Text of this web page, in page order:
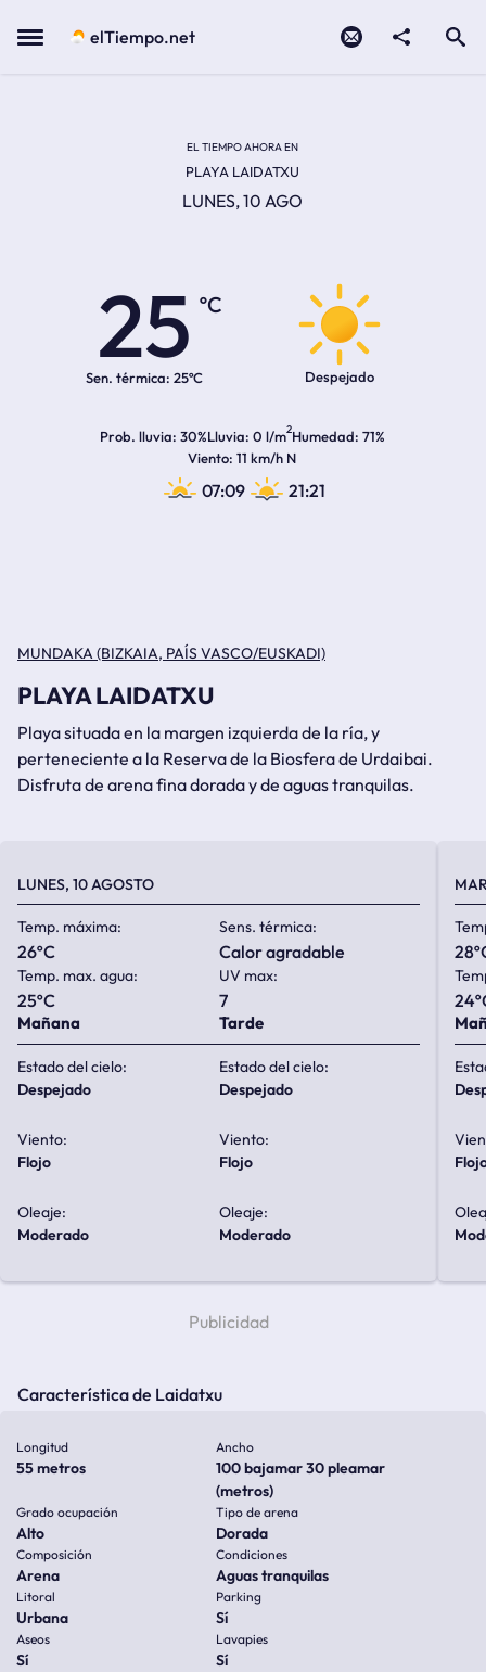
Menu elTiempo.net
EL TIEMPO AHORA EN
PLAYA LAIDATXU
LUNES, 10 AGO
25
ºC
Sen. térmica: 25ºC Despejado
Prob. lluvia 30%Lluvia 0 l/m2Humedad 71%
Viento 11 km/h N
07:09 21:21
MUNDAKA (BIZKAIA, PAÍS VASCO/EUSKADI)
PLAYA LAIDATXU
Playa situada en la margen izquierda de la ría, y
perteneciente a la Reserva de la Biosfera de Urdaibai.
Disfruta de arena fina dorada y de aguas tranquilas.
LUNES, 10 AGOSTO
Temp. máxima:
26ºC
Sens. térmica:
calor agradable
Temp. max. agua:
25ºC
UV max:
7
Mañana
Estado del cielo:
despejado
Viento:
flojo
Oleaje:
moderado
Tarde
Estado del cielo:
despejado
Viento:
flojo
Oleaje:
moderado
Característica de Laidatxu
Longitud
55 metros
Ancho
100 bajamar 30 pleamar
(metros)
Grado ocupación
Alto
Tipo de arena
Dorada
Composición
Arena
Condiciones
Aguas tranquilas
Litoral
Urbana
Parking
Sí
Aseos
Sí
Lavapies
Sí